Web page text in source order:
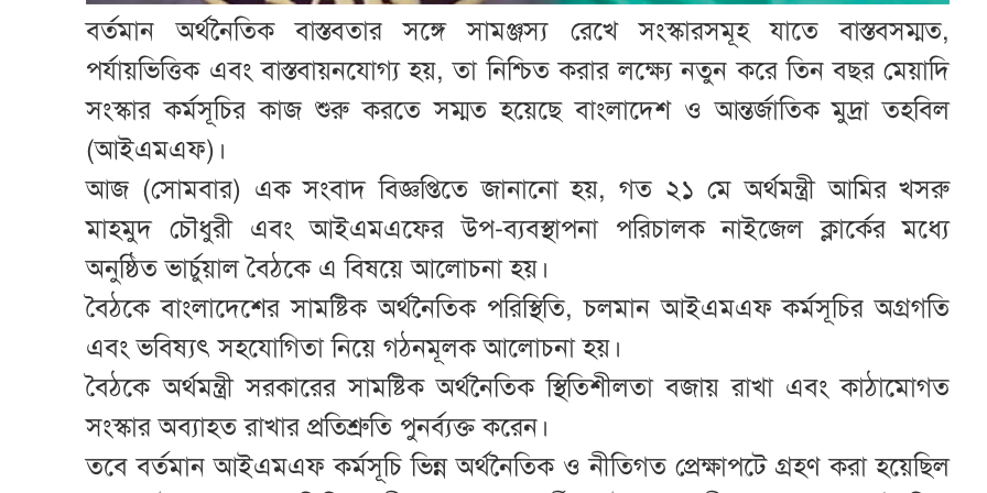
বর্তমান অর্থনৈতিক বাস্তবতার সঙ্গে সামঞ্জস্য রেখে সংস্কারসমূহ যাতে বাস্তবসম্মত,
পর্যায়ভিত্তিক এবং বাস্তবায়নযোগ্য হয়, তা নিশ্চিত করার লক্ষ্যে নতুন করে তিন বছর মেয়াদি
সংস্কার কর্মসূচির কাজ শুরু করতে সম্মত হয়েছে বাংলাদেশ ও আন্তর্জাতিক মুদ্রা তহবিল
(আইএমএফ)।
আজ (সোমবার) এক সংবাদ বিজ্ঞপ্তিতে জানানো হয়, গত ২১ মে অর্থমন্ত্রী আমির খসরু
মাহমুদ চৌধুরী এবং আইএমএফের উপ-ব্যবস্থাপনা পরিচালক নাইজেল ক্লার্কের মধ্যে
অনুষ্ঠিত ভার্চুয়াল বৈঠকে এ বিষয়ে আলোচনা হয়।
বৈঠকে বাংলাদেশের সামষ্টিক অর্থনৈতিক পরিস্থিতি, চলমান আইএমএফ কর্মসূচির অগ্রগতি
এবং ভবিষ্যৎ সহযোগিতা নিয়ে গঠনমূলক আলোচনা হয়।
বৈঠকে অর্থমন্ত্রী সরকারের সামষ্টিক অর্থনৈতিক স্থিতিশীলতা বজায় রাখা এবং কাঠামোগত
সংস্কার অব্যাহত রাখার প্রতিশ্রুতি পুনর্ব্যক্ত করেন।
তবে বর্তমান আইএমএফ কর্মসূচি ভিন্ন অর্থনৈতিক ও নীতিগত প্রেক্ষাপটে গ্রহণ করা হয়েছিল